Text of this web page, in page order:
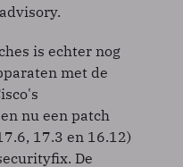
is echter nog
met de
nu een patch
17.3 en 16.12)
De